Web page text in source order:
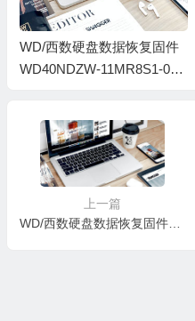
WD/西数硬盘数据恢复固件
WD40NDZW-11MR8S1-02-
上一篇
WD/西数硬盘数据恢复固件WD40NDZW-11MR8S1-02-01A02-WD-WX61D997SF7F－0000000J-2140